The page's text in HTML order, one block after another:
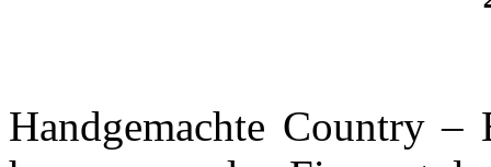
Handgemachte Country